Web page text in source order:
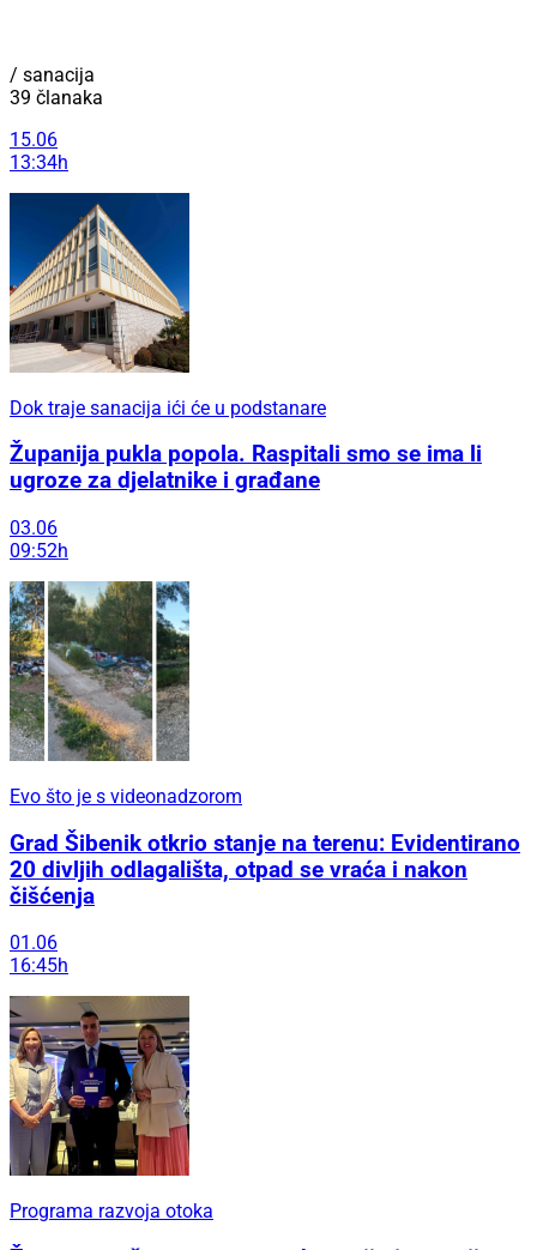
/ sanacija
39 članaka
15.06
13:34h
Dok traje sanacija ići će u podstanare
Županija pukla popola. Raspitali smo se ima li
ugroze za djelatnike i građane
03.06
09:52h
Evo što je s videonadzorom
Grad Šibenik otkrio stanje na terenu: Evidentirano
20 divljih odlagališta, otpad se vraća i nakon
čišćenja
01.06
16:45h
Programa razvoja otoka